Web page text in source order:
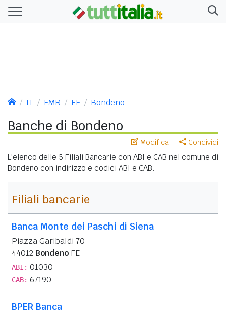
IT EMR FE Bondeno
Banche di Bondeno
Modifica Condividi
L'elenco delle 5 Filiali Bancarie con ABI e CAB nel comune di
Bondeno con indirizzo e codici ABI e CAB.
Filiali bancarie
Banca Monte dei Paschi di Siena
Piazza Garibaldi 70
44012 Bondeno FE
ABI: 01030
CAB: 67190
BPER Banca